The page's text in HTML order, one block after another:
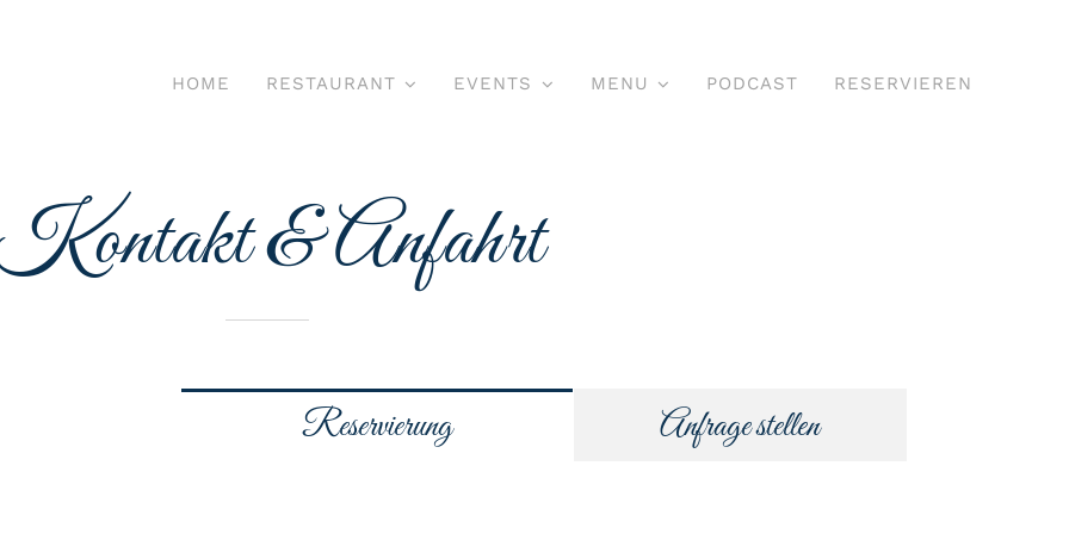
HOME RESTAURANT EVENTS MENU PODCAST RESERVIEREN
& Anfahrt
Reservierung Anfrage stellen